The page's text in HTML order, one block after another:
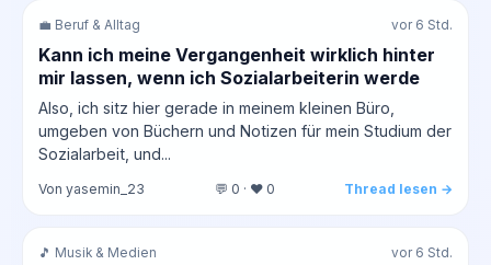
💼 Beruf & Alltag vor 6 Std.
Kann ich meine Vergangenheit wirklich hinter
mir lassen, wenn ich Sozialarbeiterin werde
Also, ich sitz hier gerade in meinem kleinen Büro,
umgeben von Büchern und Notizen für mein Studium der
Sozialarbeit, und...
Von yasemin_23 💬 0 · ❤️ 0 Thread lesen →
🎵 Musik & Medien vor 6 Std.